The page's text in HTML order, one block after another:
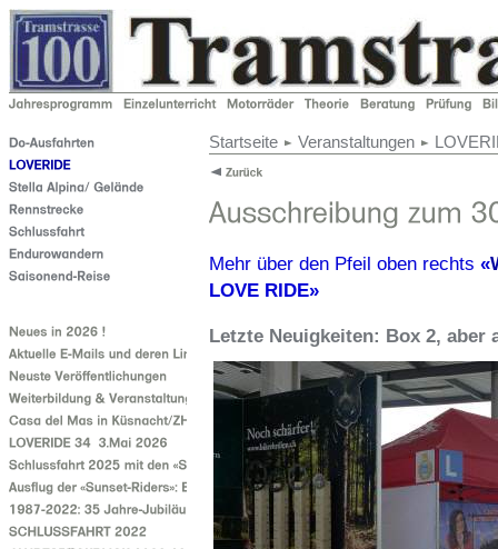
Startseite Veranstaltungen
Mehr über den Pfeil oben rechts «
LOVE RIDE»
Letzte Neuigkeiten: Box 2, aber